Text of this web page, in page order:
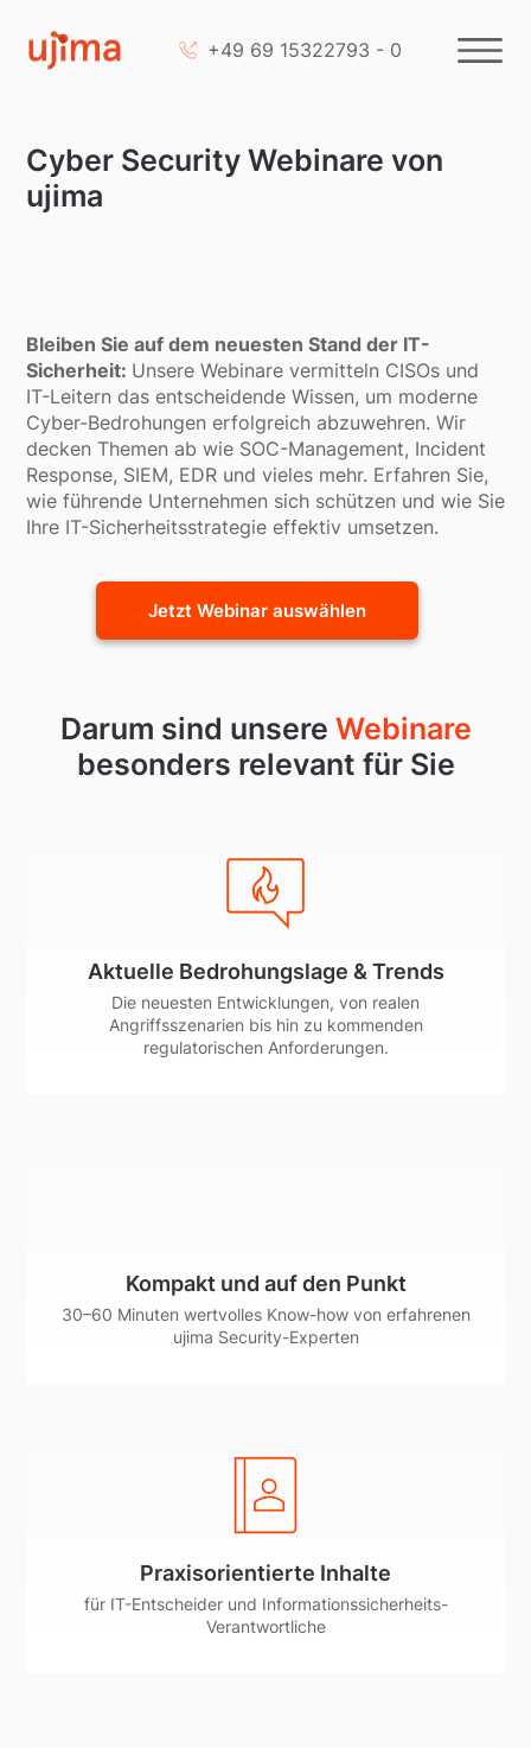
+49 69 15322793 - 0
Cyber Security Webinare von
ujima
Bleiben Sie auf dem neuesten Stand der IT-
Sicherheit: Unsere Webinare vermitteln CISOs und
IT-Leitern das entscheidende Wissen, um moderne
Cyber-Bedrohungen erfolgreich abzuwehren. Wir
decken Themen ab wie SOC-Management, Incident
Response, SIEM, EDR und vieles mehr. Erfahren Sie,
wie führende Unternehmen sich schützen und wie Sie
Ihre IT-Sicherheitsstrategie effektiv umsetzen.
Jetzt Webinar auswählen
Darum sind unsere Webinare
besonders relevant für Sie
Aktuelle Bedrohungslage & Trends
Die neuesten Entwicklungen, von realen
Angriffsszenarien bis hin zu kommenden
regulatorischen Anforderungen.
Kompakt und auf den Punkt
30–60 Minuten wertvolles Know-how von erfahrenen
ujima Security-Experten
Praxisorientierte Inhalte
für IT-Entscheider und Informationssicherheits-
Verantwortliche